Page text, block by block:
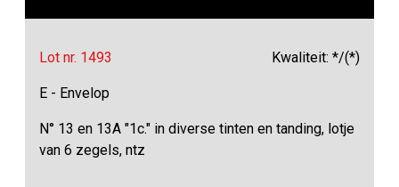
Lot nr. 1493 Kwaliteit: */(*)
E - Envelop
N° 13 en 13A "1c." in diverse tinten en tanding, lotje
van 6 zegels, ntz